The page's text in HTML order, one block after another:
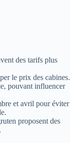
des tarifs plus
le prix des cabines.
pouvant influencer
et avril pour éviter
proposent des